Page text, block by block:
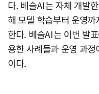
다. 베슬AI는 자체 개발
해 모델 학습부터 운영
한다. 베슬AI는 이번 발
용한 사례들과 운영 과
이다.